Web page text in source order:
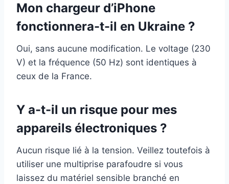
Mon chargeur d’iPhone
fonctionnera-t-il en Ukraine ?
Oui, sans aucune modification. Le voltage (230
V) et la fréquence (50 Hz) sont identiques à
ceux de la France.
Y a-t-il un risque pour mes
appareils électroniques ?
Aucun risque lié à la tension. Veillez toutefois à
utiliser une multiprise parafoudre si vous
laissez du matériel sensible branché en